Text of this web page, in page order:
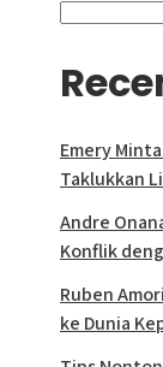
Emery
Taklukkan
Andre
Konflik
Ruben
ke Dunia